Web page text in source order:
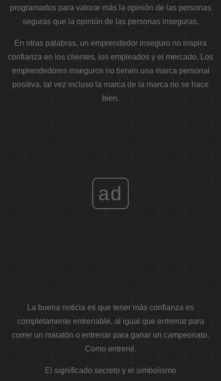
programados para valorar más la opinión de las personas
seguras que la opinión de las personas inseguras.
En otras palabras, un emprendedor inseguro no inspira
confianza en los clientes, los empleados y el mercado. Los
emprendedores inseguros no tienen una marca personal
positiva, tal vez incluso la marca de la marca no se hace
bien.
ad
La buena noticia es que tener más confianza es
completamente entrenable, al igual que entrenar para
correr un maratón o entrenar para ganar un campeonato.
Como entrené.
El significado secreto y el simbolismo